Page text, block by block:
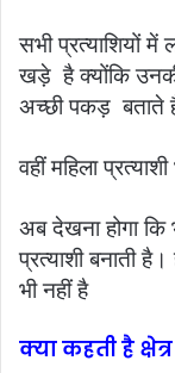
सभी प्रत्याशियों में
खड़े है क्योंकि
अच्छी पकड़ बताते
वहीं महिला
अब देखना होगा कि
प्रत्याशी बनाती
भी नहीं है
क्या कहती है